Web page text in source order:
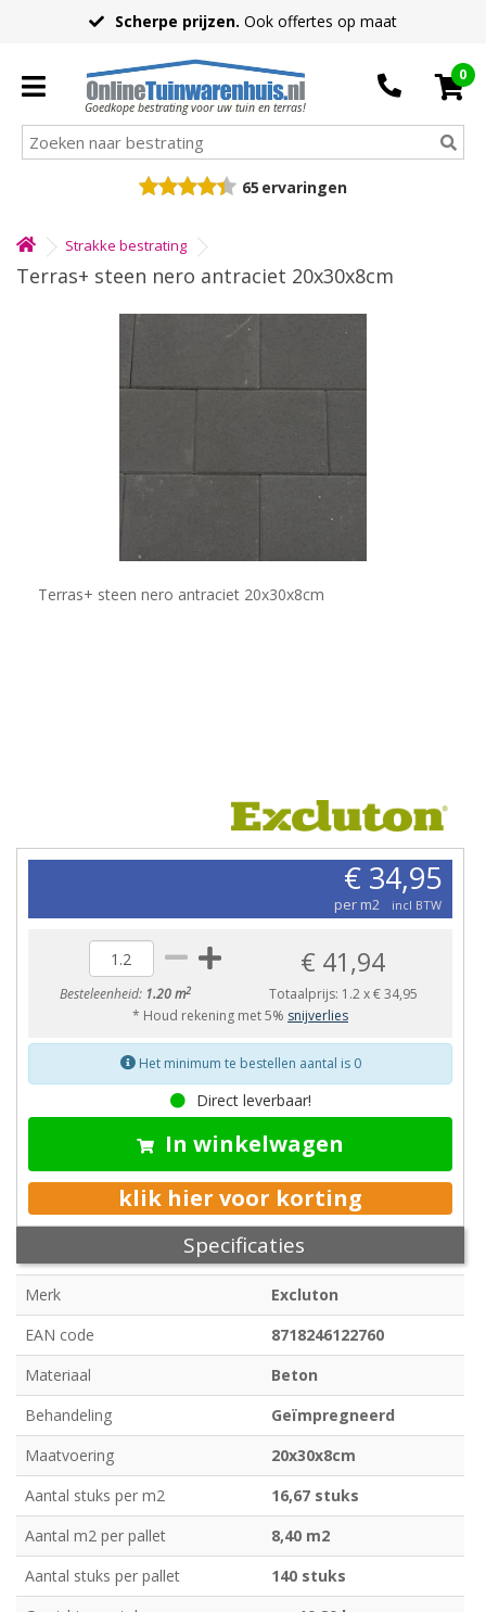
Scherpe prijzen. Ook offertes op maat
Goedkope bestrating voor uw tuin en terras!
0
65 ervaringen
Strakke bestrating
Terras+ steen nero antraciet 20x30x8cm
Terras+ steen nero antraciet 20x30x8cm
€ 34,95
per m2 incl BTW
Besteleenheid: 1.20 m2
€ 41,94
Totaalprijs: 1.2x€ 34,95
* Houd rekening met 5% snijverlies
Het minimum te bestellen aantal is 0
Direct leverbaar!
In winkelwagen
klik hier voor korting
Specificaties
Merk
Excluton
EAN code
8718246122760
Materiaal
Beton
Behandeling
Geïmpregneerd
Maatvoering
20x30x8cm
Aantal stuks per m2
16,67 stuks
Aantal m2 per pallet
8,40 m2
Aantal stuks per pallet
140 stuks